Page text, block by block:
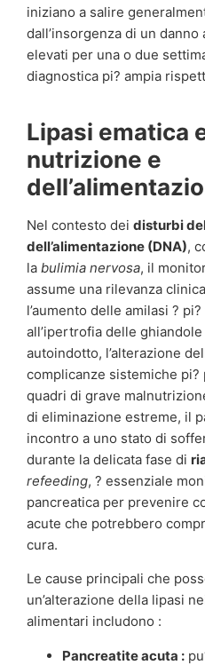
iniziano a salire
dall’insorgenza di un
elevati per una o due
diagnostica pi? ampia
Lipasi ematica
nutrizione e
Nel contesto dei disturbi
dell’alimentazione (DNA),
la bulimia nervosa, il
assume una rilevanza
l’aumento delle amilasi ?
all’ipertrofia delle
autoindotto, l’alterazione
complicanze sistemiche
quadri di grave
di eliminazione estreme, il
incontro a uno stato di
durante la delicata fase di
refeeding, ? essenziale
pancreatica per prevenire
acute che potrebbero
cura.
Le cause principali che
un’alterazione della lipasi
alimentari includono :
Pancreatite acuta :